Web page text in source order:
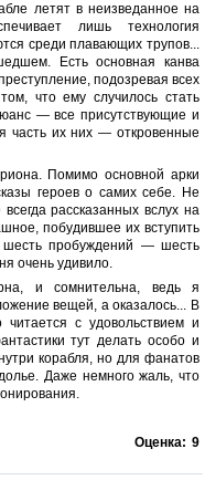
летят в неизведанное на
лишь технология
среди плавающих трупов...
Есть основная канва
подозревая всех
что ему случилось стать
— все присутствующие и
часть их них — откровенные
Помимо основной арки
героев о самих себе. Не
рассказанных вслух на
побудившее их вступить
пробуждений — шесть
очень удивило.
и сомнительна, ведь я
вещей, а оказалось... В
с удовольствием и
тут делать особо и
корабля, но для фанатов
Даже немного жаль, что
Оценка: 9